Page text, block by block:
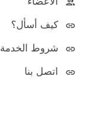
كيف أسأل؟
شروط الخدمة
اتصل بنا